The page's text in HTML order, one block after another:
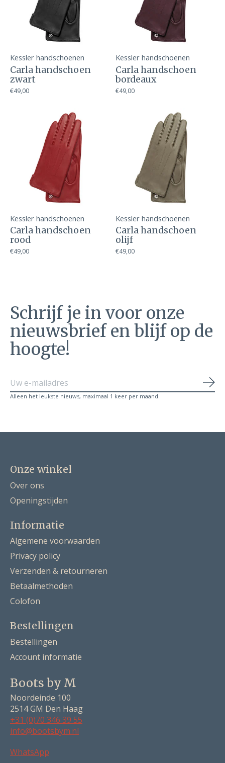
Kessler handschoenen
Carla handschoen
zwart
€49,00
Kessler handschoenen
Carla handschoen
bordeaux
€49,00
Kessler handschoenen
Carla handschoen
rood
€49,00
Kessler handschoenen
Carla handschoen
olijf
€49,00
Schrijf je in voor onze
nieuwsbrief en blijf op de
hoogte!
Alleen het leukste nieuws, maximaal 1 keer per maand.
Onze winkel
Over ons
Openingstijden
Informatie
Algemene voorwaarden
Privacy policy
Verzenden & retourneren
Betaalmethoden
Colofon
Bestellingen
Bestellingen
Account informatie
Boots by M
Noordeinde 100
2514 GM Den Haag
+31 (0)70 346 39 55
info@bootsbym.nl
WhatsApp